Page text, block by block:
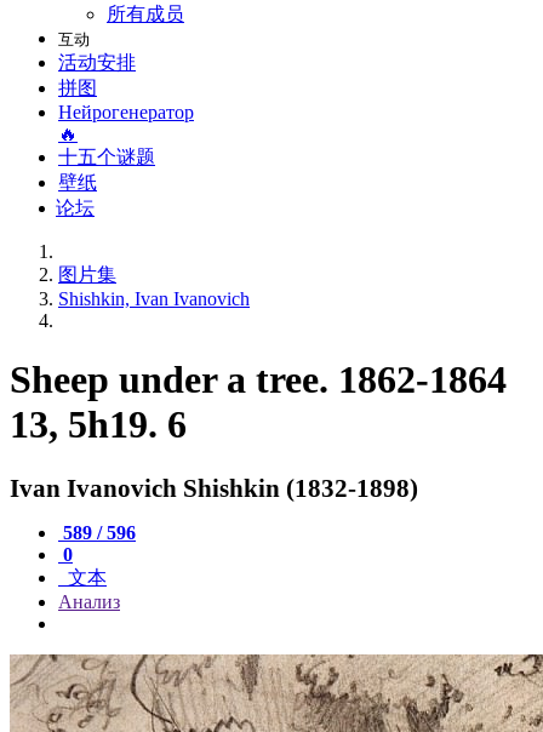
所有成员
互动
活动安排
拼图
Нейрогенератор
🔥
十五个谜题
壁纸
论坛
图片集
Shishkin, Ivan Ivanovich
Sheep under a tree. 1862-1864
13, 5h19. 6
Ivan Ivanovich Shishkin (1832-1898)
589 / 596
0
文本
Анализ